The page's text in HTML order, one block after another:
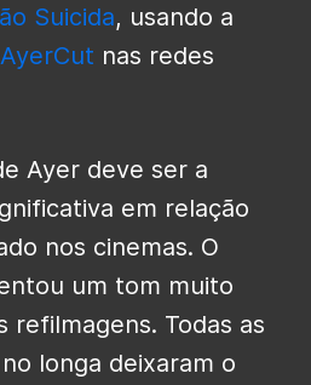
Suicida, usando a
nas redes
Ayer deve ser a
em relação
nos cinemas. O
um tom muito
refilmagens. Todas as
longa deixaram o